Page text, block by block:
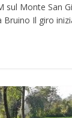
sul Monte San
Bruino Il giro